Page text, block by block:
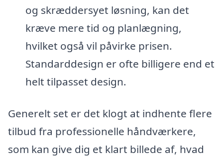
og skræddersyet løsning, kan det
kræve mere tid og planlægning,
hvilket også vil påvirke prisen.
Standarddesign er ofte billigere end et
helt tilpasset design.
Generelt set er det klogt at indhente flere
tilbud fra professionelle håndværkere,
som kan give dig et klart billede af, hvad